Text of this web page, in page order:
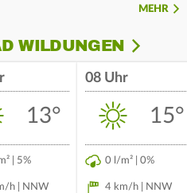
MEHR
WILDUNGEN
13°
| 5%
h | NNW
08 Uhr
15°
0 l/m² | 0%
4 km/h | NNW